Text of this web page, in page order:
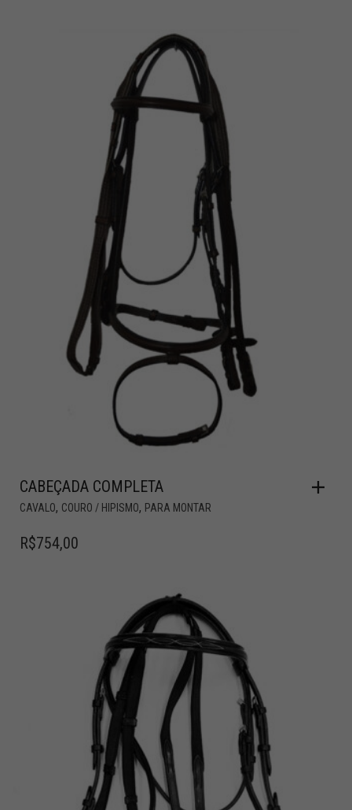
CABEÇADA COMPLETA
CAVALO, COURO / HIPISMO, PARA MONTAR
R$754,00